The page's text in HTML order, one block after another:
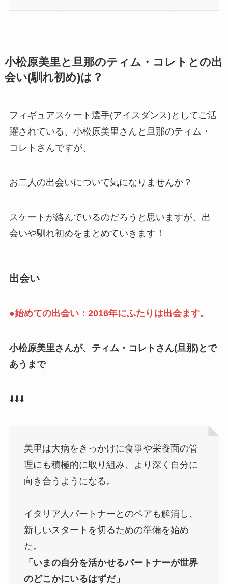
小松原美里と旦那のティム・コレトとの出
会い(馴れ初め)は？
フィギュアスケート 選手(アイスダンス)としてご活
躍されている、 小松原美里さんと旦那のティム・
コレトさんですが、
お二人の出会いについて気になりませんか？
スケートが絡んでいるのだろうと思いますが、 出
会いや馴れ初めをまとめていきます！
出会い
●始めての出会い：2016年にふたりは出会ます。
小松原美里さんが、 ティム・コレトさん(旦那)とで
あうまで
⬇️⬇️⬇️
美里は大病をきっかけに食事や栄養面の管
理にも積極的に取り組み、より深く自分に
向き合うようになる。
イタリア人パートナーとのペアも解消し、
新しいスタートを切るための準備を始め
た。
「いまの自分を活かせるパートナーが世界
のどこかにいるはずだ」